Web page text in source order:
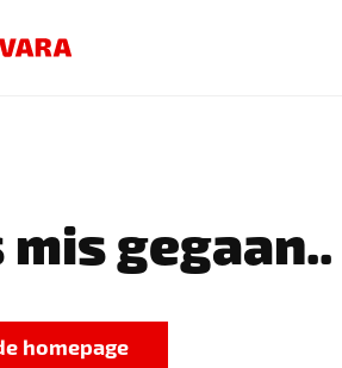
gegaan..
homepage